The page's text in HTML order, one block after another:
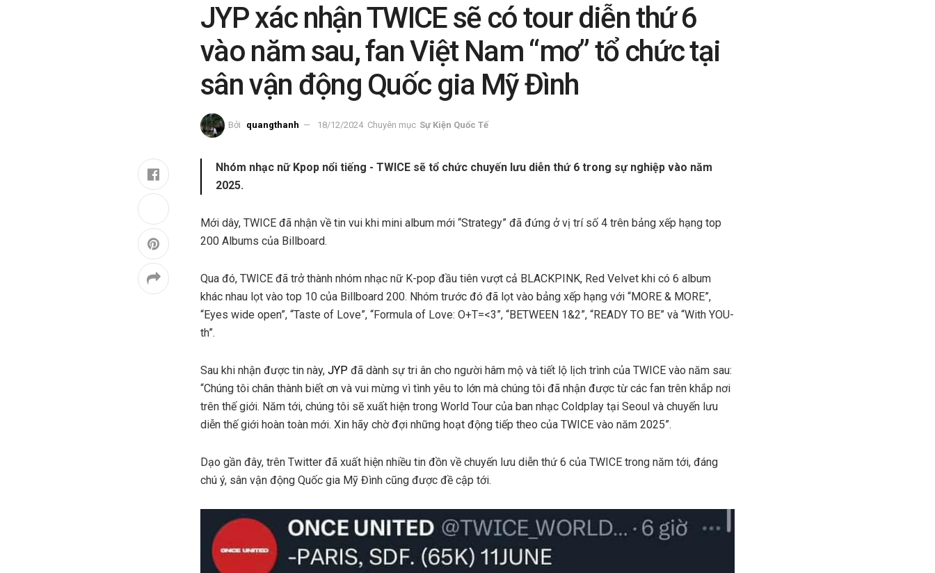
JYP xác nhận TWICE sẽ có tour diễn thứ 6
vào năm sau, fan Việt Nam “mơ” tổ chức tại
sân vận động Quốc gia Mỹ Đình
Bởi quangthanh 18/12/2024 Chuyên mục Sự Kiện Quốc Tế
Nhóm nhạc nữ Kpop nổi tiếng - TWICE sẽ tổ chức chuyến lưu diễn thứ 6 trong sự nghiệp vào năm
2025.
Mới dây, TWICE đã nhận về tin vui khi mini album mới “Strategy” đã đứng ở vị trí số 4 trên bảng xếp hạng top
200 Albums của Billboard.
Qua đó, TWICE đã trở thành nhóm nhạc nữ K-pop đầu tiên vượt cả BLACKPINK, Red Velvet khi có 6 album
khác nhau lọt vào top 10 của Billboard 200. Nhóm trước đó đã lọt vào bảng xếp hạng với “MORE & MORE”,
“Eyes wide open”, “Taste of Love”, “Formula of Love: O+T=<3”, “BETWEEN 1&2”, “READY TO BE” và “With YOU-
th”.
Sau khi nhận được tin này, JYP đã dành sự tri ân cho người hâm mộ và tiết lộ lịch trình của TWICE vào năm sau:
“Chúng tôi chân thành biết ơn và vui mừng vì tình yêu to lớn mà chúng tôi đã nhận được từ các fan trên khắp nơi
trên thế giới. Năm tới, chúng tôi sẽ xuất hiện trong World Tour của ban nhạc Coldplay tại Seoul và chuyến lưu
diễn thế giới hoàn toàn mới. Xin hãy chờ đợi những hoạt động tiếp theo của TWICE vào năm 2025”.
Dạo gần đây, trên Twitter đã xuất hiện nhiều tin đồn về chuyến lưu diễn thứ 6 của TWICE trong năm tới, đáng
chú ý, sân vận động Quốc gia Mỹ Đình cũng được đề cập tới.